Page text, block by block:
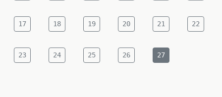
17 18 19 20 21 22
23 24 25 26 27